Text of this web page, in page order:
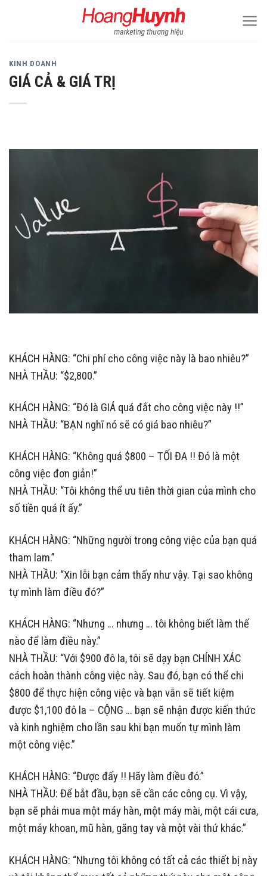
KINH DOANH
GIÁ CẢ & GIÁ TRỊ
KHÁCH HÀNG: “Chi phí cho công việc này là bao nhiêu?”
NHÀ THẦU: “$2,800.”
KHÁCH HÀNG: “Đó là GIÁ quá đắt cho công việc này !!”
NHÀ THẦU: “BẠN nghĩ nó sẽ có giá bao nhiêu?”
KHÁCH HÀNG: “Không quá $800 – TỐI ĐA !! Đó là một
công việc đơn giản!”
NHÀ THẦU: “Tôi không thể ưu tiên thời gian của mình cho
số tiền quá ít ấy.”
KHÁCH HÀNG: “Những người trong công việc của bạn quá
tham lam.”
NHÀ THẦU: “Xin lỗi bạn cảm thấy như vậy. Tại sao không
tự mình làm điều đó?”
KHÁCH HÀNG: “Nhưng … nhưng … tôi không biết làm thế
nào để làm điều này.”
NHÀ THẦU: “Với $900 đô la, tôi sẽ dạy bạn CHÍNH XÁC
cách hoàn thành công việc này. Sau đó, bạn có thể chi
$800 để thực hiện công việc và bạn vẫn sẽ tiết kiệm
được $1,100 đô la – CỘNG … bạn sẽ nhận được kiến ​​thức
và kinh nghiệm cho lần sau khi bạn muốn tự mình làm
một công việc.”
KHÁCH HÀNG: “Được đấy !! Hãy làm điều đó.”
NHÀ THẦU: Để bắt đầu, bạn sẽ cần các công cụ. Vì vậy,
bạn sẽ phải mua một máy hàn, một máy mài, một cái cưa,
một máy khoan, mũ hàn, găng tay và một vài thứ khác.”
KHÁCH HÀNG: “Nhưng tôi không có tất cả các thiết bị này